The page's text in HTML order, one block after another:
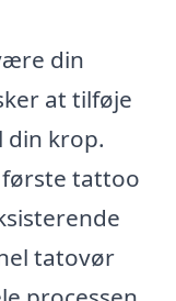
din
at tilføje
din krop.
tattoo
tatovør